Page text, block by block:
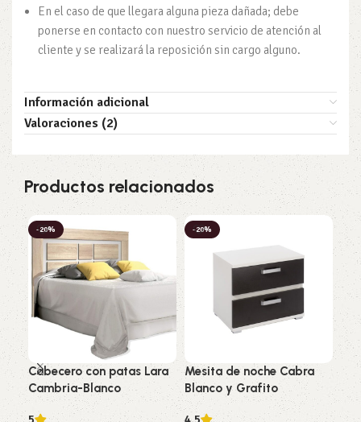
En el caso de que llegara alguna pieza dañada; debe
ponerse en contacto con nuestro servicio de atención al
cliente y se realizará la reposición sin cargo alguno.
Información adicional
Valoraciones (2)
Productos relacionados
-20%
Cabecero con patas Lara
Cambria-Blanco
-20%
Mesita de noche Cabra
Blanco y Grafito
-